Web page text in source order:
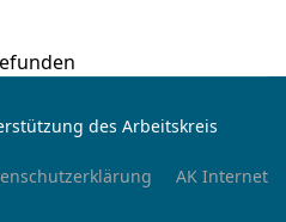
des Arbeitskreis
AK Internet